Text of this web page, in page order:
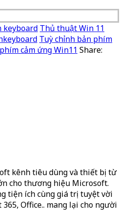
keyboard Thủ thuật Win 11
Tuỳ chỉnh bản phím
cảm ứng Win11 Share:
kênh tiêu dùng và thiết bị từ
cho thương hiệu Microsoft.
tiện ích cùng giá trị tuyệt vời
Office.. mang lại cho người